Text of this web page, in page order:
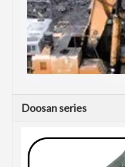
Doosan series